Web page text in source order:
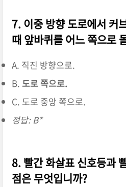
7. 이중 방향 도로에서 커
때 앞바퀴를 어느 쪽으로
A. 직진 방향으로.
B. 도로 쪽으로.
C. 도로 중앙 쪽으로.
정답: B*
8. 빨간 화살표 신호등과
점은 무엇입니까?